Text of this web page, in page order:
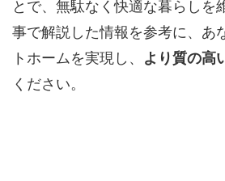
とで、無駄なく快適な暮らしを
事で解説した情報を参考に、あ
トホームを実現し、 より質の高
ください。